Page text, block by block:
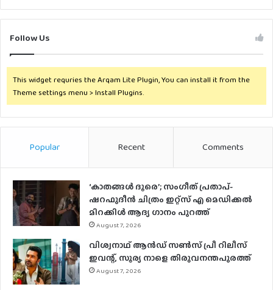
Follow Us
This widget requries the Arqam Lite Plugin, You can install it from the
Theme settings menu > Install Plugins.
Popular Recent Comments
‘കാതങ്ങൾ ദൂരെ’; സംഗീത് പ്രതാപ്-
ഷറഫുദീൻ ചിത്രം ഇറ്റ്സ് എ മെഡിക്കൽ
മിറക്കിൾ ആദ്യ ഗാനം പുറത്ത്
August 7, 2026
വിശ്വനാഥ് ആന്‍ഡ് സണ്‍സ് പ്രീ റിലീസ്
ഇവന്റ്, സൂര്യ നാളെ തിരുവനന്തപുരത്ത്
August 7, 2026